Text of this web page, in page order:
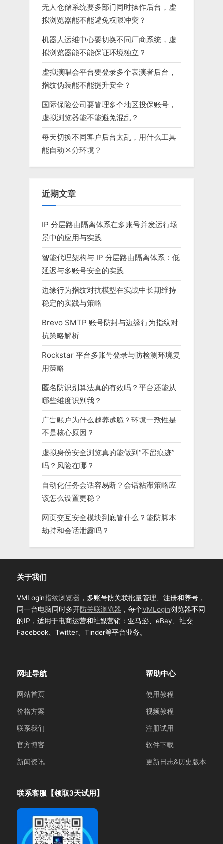
无人仓储系统要多部门同时操作后台，虚
拟浏览器能不能避免权限冲突？
机器人运维中心要切换不同厂商系统，虚
拟浏览器能不能保证环境独立？
虚拟演唱会平台要登录多个表演者后台，
指纹伪装能不能提升安全？
国际保险公司要管理多个地区投保账号，
虚拟浏览器能不能避免混乱？
每天切换不同客户后台太乱，用什么工具
能自动区分环境？
近期文章
IP 分层路由隔离体系在多账号并发运行场
景中的应用与实践
智能代理架构与 IP 分层路由隔离体系：低
延迟与多账号安全的实践
边缘行为指纹对抗模型在实战中长期维持
稳定的实践与策略
Brevo SMTP 账号防封与边缘行为指纹对
抗策略解析
Rockstar 平台多账号登录与防检测环境复
用策略
匿名防识别算法真的有效吗？平台还能从
哪些维度识别我？
广告账户为什么越养越脆？环境一致性是
不是核心原因？
虚拟身份安全浏览真的能做到“不留痕迹”
吗？风险在哪？
自动化任务会话容易断？会话粘滞策略应
该怎么设置更稳？
网页交互安全模块到底管什么？能防脚本
劫持和会话泄露吗？
关于我们
VMLogin指纹浏览器 ，多账号防关联批量管理、注册和养号，
同一台电脑同时多开防关联浏览器 ，每个VMLogin浏览器不同
的IP，适用于电商运营和社媒营销：亚马逊、eBay、社交
Facebook、Twitter、Tinder等平台业务。
网址导航
网站首页
价格方案
联系我们
官方博客
新闻资讯
帮助中心
使用教程
视频教程
注册试用
软件下载
更新日志&历史版本
联系客服【领取3天试用】